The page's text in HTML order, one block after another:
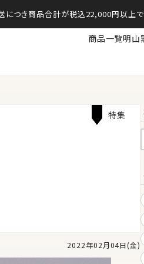
につき商品合計が税込22,000円以上で
商品一覧明山
特集
2022年02月04日(金)